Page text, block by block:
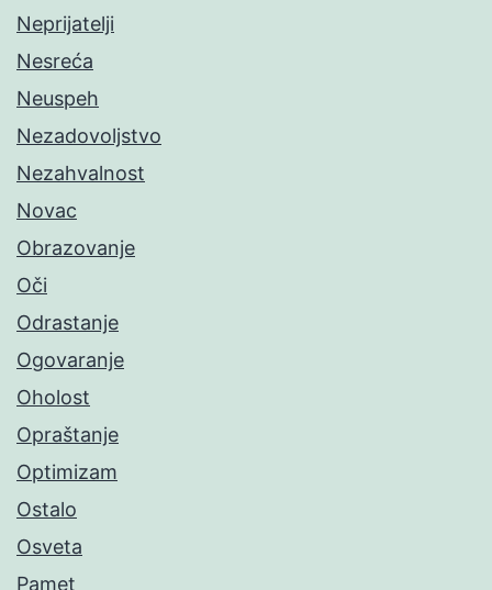
Neprijatelji
Nesreća
Neuspeh
Nezadovoljstvo
Nezahvalnost
Novac
Obrazovanje
Oči
Odrastanje
Ogovaranje
Oholost
Opraštanje
Optimizam
Ostalo
Osveta
Pamet